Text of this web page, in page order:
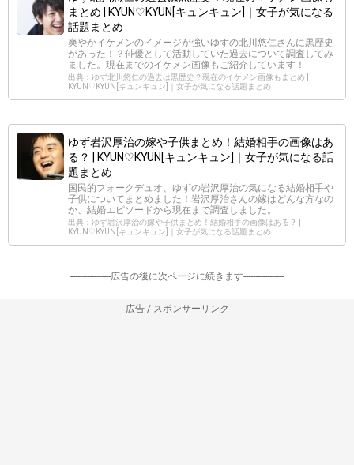
まとめ | KYUN♡KYUN[キュンキュン]｜女子が気になる
話題まとめ
爽やかイケメンのイメージが強いゆずの北川悠仁さんに黒歴史
があった！？俳優として活動していた過去について調査してみ
ました。現在までのイケメン画像もご紹介しています！
出典：ゆず北川悠仁の過去は黒歴史？現在のイケメン画像もまとめ |
KYUN♡KYUN[キュンキュン]｜女子が気になる話題まとめ
ゆず岩沢厚治の嫁や子供まとめ！結婚相手の画像はあ
る？ | KYUN♡KYUN[キュンキュン]｜女子が気になる話
題まとめ
国民的フォークデュオ、ゆずの岩沢厚治の気になる結婚相手や
子供についてまとめました！岩沢厚治さんの嫁はどんな方なの
か、結婚エピソードから現在まで調査しました。
出典：ゆず岩沢厚治の嫁や子供まとめ！結婚相手の画像はある？ |
KYUN♡KYUN[キュンキュン]｜女子が気になる話題まとめ
-----------------広告の後に次ページに続きます-----------------
広告 / スポンサーリンク